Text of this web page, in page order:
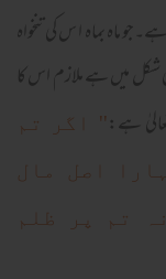
ماہ بماہ ا س کی تنخواہ
شکل میں ہے ملازم اس کا
ہے: '' اگر تم
اصل مال
تم پر ظلم